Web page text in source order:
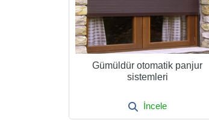
Gümüldür otomatik panjur
sistemleri
İncele